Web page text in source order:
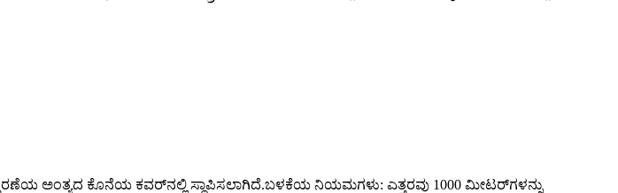
ಅಂತ್ಯದ ಕೊನೆಯ ಕವರ್‌ನಲ್ಲಿ ಸ್ಥಾಪಿಸಲಾಗಿದೆ.ಬಳಕೆಯ ನಿಯಮಗಳು: ಎತ್ತರವು 1000 ಮೀಟರ್‌ಗಳನ್ನು